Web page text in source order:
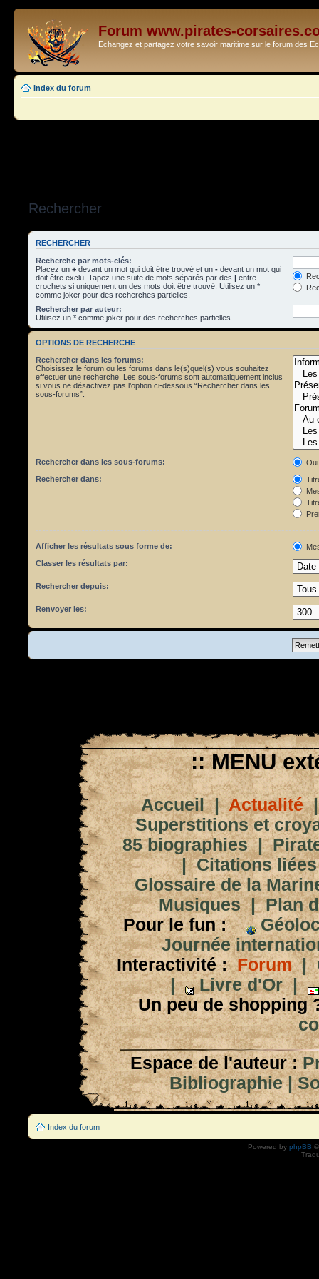
Forum www.pirates-
Echangez et partagez votre savoir maritime sur le forum des
Index du forum
Rechercher
RECHERCHER
Recherche par mots-clés:
Placez un + devant un mot qui doit être trouvé et un - devant un mot qui
doit être exclu. Tapez une suite de mots séparés par des | entre
crochets si uniquement un des mots doit être trouvé. Utilisez un *
comme joker pour des recherches partielles.
Rechercher par auteur:
Utilisez un * comme joker pour des recherches partielles.
OPTIONS DE RECHERCHE
Rechercher dans les forums:
Choisissez le forum ou les forums dans le(s)quel(s) vous souhaitez
effectuer une recherche. Les sous-forums sont automatiquement inclus
si vous ne désactivez pas l’option ci-dessous “Rechercher dans les
sous-forums”.
Rechercher dans les sous-forums:
Oui
Rechercher dans:
Afficher les résultats sous forme de:
Classer les résultats par:
Rechercher depuis:
Renvoyer les:
:: MENU
Accueil|Actualité
Superstitions et
85 biographies|
|Citations
Glossaire de la
Musiques|Plan
Pour le fun :
Journée
Interactivité : Forum|
|
Livre d'Or|
Un peu de shopping
Espace de l'auteur :
Bibliographie|
Index du forum
Powered by phpBB